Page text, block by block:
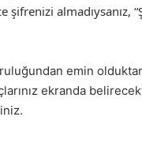
almadıysanız,
emin
ekranda